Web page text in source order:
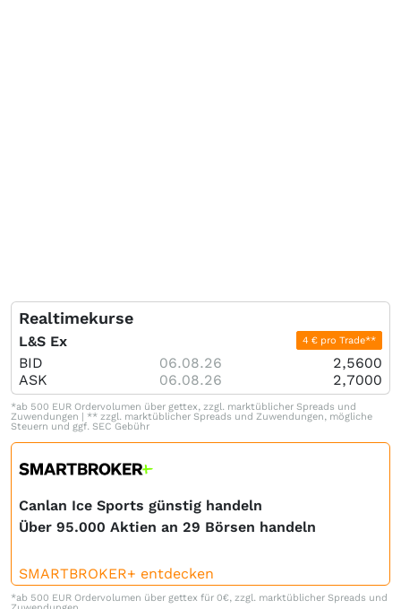
Realtimekurse
L&S Ex 4 € pro Trade**
BID 06.08.26
2,5600
ASK
06.08.26 2,7000
*ab 500 EUR Ordervolumen über gettex, zzgl. marktüblicher Spreads und
Zuwendungen | ** zzgl. marktüblicher Spreads und Zuwendungen, mögliche
Steuern und ggf. SEC Gebühr
Canlan Ice Sports günstig handeln
Über 95.000 Aktien an 29 Börsen handeln
SMARTBROKER+ entdecken
*ab 500 EUR Ordervolumen über gettex für 0€, zzgl. marktüblicher Spreads und